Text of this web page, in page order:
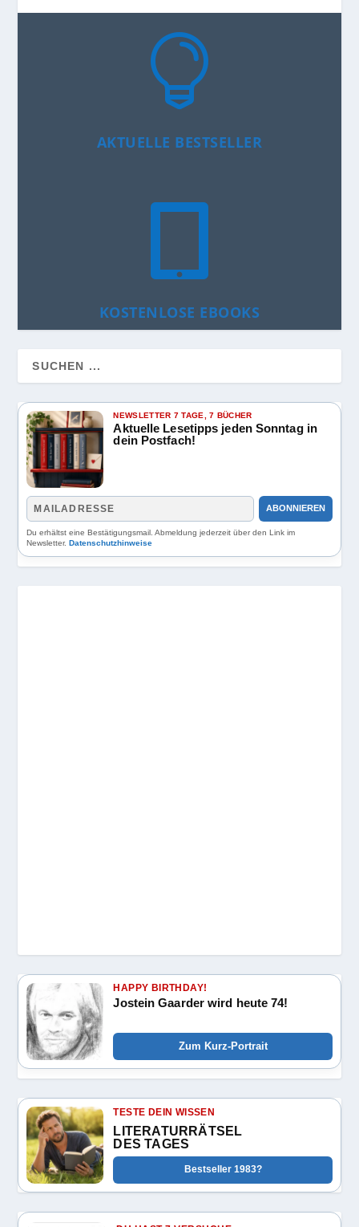

AKTUELLE BESTSELLER
KOSTENLOSE EBOOKS
NEWSLETTER 7 TAGE, 7 BÜCHER
Aktuelle Lesetipps jeden Sonntag in
dein Postfach!
ABONNIEREN
Du erhältst eine Bestätigungsmail. Abmeldung jederzeit über den Link im
Newsletter.Datenschutzhinweise
HAPPY BIRTHDAY!
Jostein Gaarder wird heute 74!
Zum Kurz-Portrait
TESTE DEIN WISSEN
LITERATURRÄTSEL
DES TAGES
Bestseller 1983?